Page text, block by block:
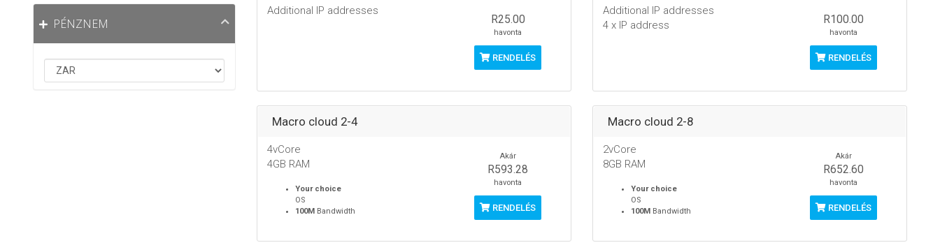
PÉNZNEM
Additional IP addresses
R25.00
havonta
RENDELÉS
Additional IP addresses
4 x IP address
R100.00
havonta
RENDELÉS
Macro cloud 2-4
4vCore
4GB RAM
Your choice
OS
100M Bandwidth
Akár
R593.28
havonta
RENDELÉS
Macro cloud 2-8
2vCore
8GB RAM
Your choice
OS
100M Bandwidth
Akár
R652.60
havonta
RENDELÉS